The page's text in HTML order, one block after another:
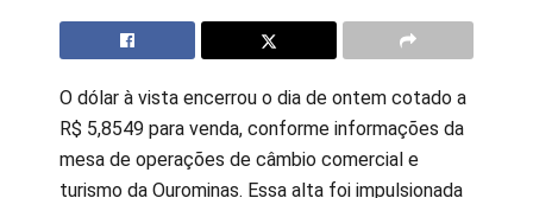
O dólar à vista encerrou o dia de ontem cotado a
R$ 5,8549 para venda, conforme informações da
mesa de operações de câmbio comercial e
turismo da Ourominas. Essa alta foi impulsionada